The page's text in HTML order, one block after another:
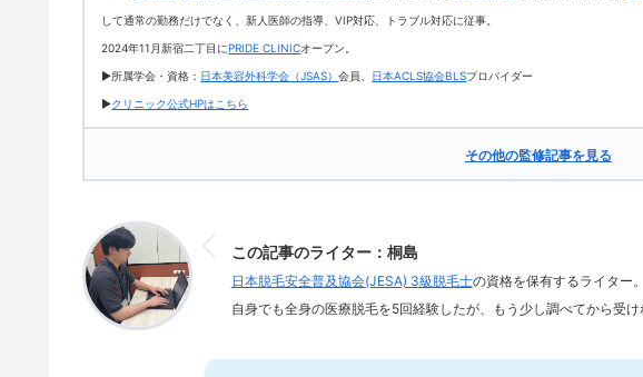
して通常の勤務だけでなく、新人医師の指導、VIP対応、トラブル対応に従事。
2024年11月新宿二丁目にPRIDE CLINICオープン。
▶所属学会・資格： 日本美容外科学会（JSAS）会員、 日本ACLS協会BLSプロバイダー
▶クリニック公式HPはこちら
その他の監修記事を見る
この記事のライター：桐島
日本脱毛安全普及協会(JESA) 3級脱毛士の資格を保有するライター。
自身でも全身の医療脱毛を5回経験したが、もう少し調べてから受